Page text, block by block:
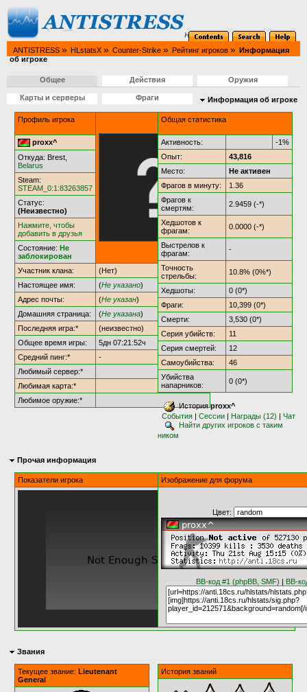
ANTISTRESS » HLstatsX » Counter-Strike » Рейтинг игроков » Информация
об игроке
Общее Действия Оружия
Карты и серверы Фраги Информация об игроке
Профиль игрока
proxx^
Откуда: Brest,
Belarus
Steam:
STEAM_0:1:83263857
Статус:
(Неизвестно)
Нажмите, чтобы
добавить в друзья
Состояние: Не
заблокирован
Участник клана:
(Нет)
Настоящее имя:
(Не указано)
Адрес почты:
(Не указан)
Домашняя страница:
(Не указана)
Последняя игра:*
(неизвестно)
Общее время игры:
5дн 07:21:52ч
Средний пинг:*
-
Любимый сервер:*
Любимая карта:*
Любимое оружие:*
Общая статистика
Активность:
-1%
Опыт:
43,816
Место:
Не активен
Фрагов в минуту:
1.36
Фрагов к
смертям:
2.9459 (-*)
Хедшотов к
фрагам:
0.0000 (-*)
Выстрелов к
фрагам:
-
Точность
стрельбы:
10.8% (0%*)
Хедшоты:
0 (0*)
Фраги:
10,399 (0*)
Смерти:
3,530 (0*)
Серия убийств:
11
Серия смертей:
12
Самоубийства:
46
Убийства
напарников:
0 (0*)
Историяproxx^
События |Сессии | Награды (12) |Чат
Найти других игроков с таким
ником
Прочая информация
Показатели игрока Изображение для форума
Цвет:
BB-код #1 (phpBB, SMF) | BB-
Звания
Текущее звание: Lieutenant
General
История званий